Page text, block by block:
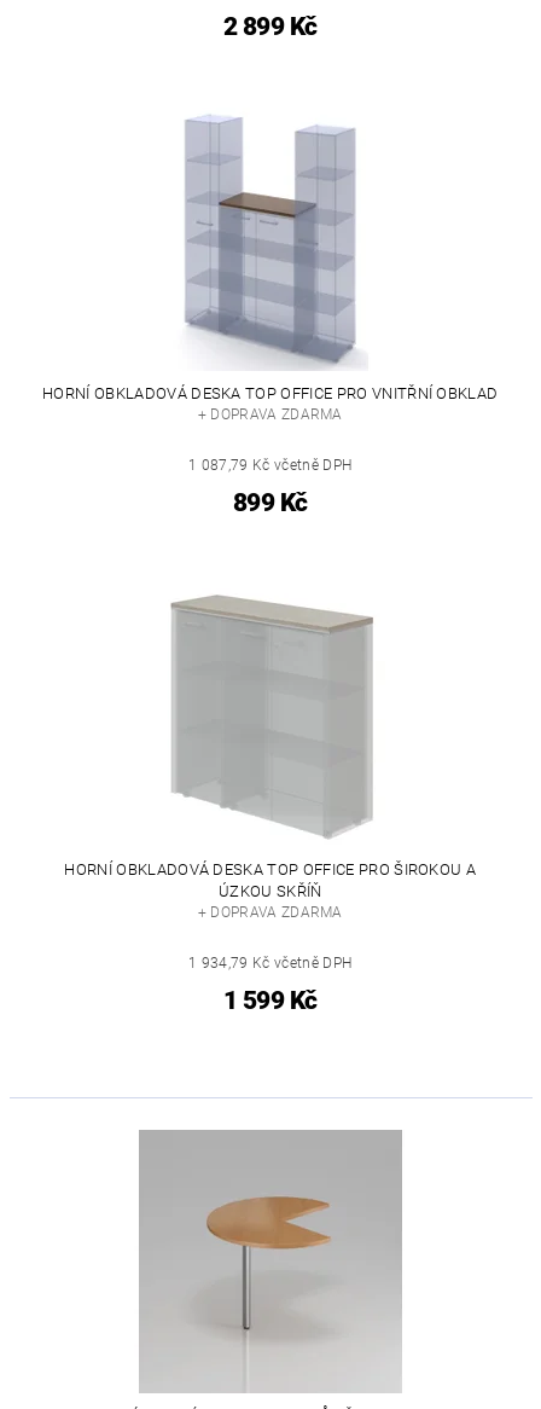
2 899 Kč
HORNÍ OBKLADOVÁ DESKA TOP OFFICE PRO VNITŘNÍ OBKLAD
+ DOPRAVA ZDARMA
1 087,79 Kč včetně DPH
899 Kč
HORNÍ OBKLADOVÁ DESKA TOP OFFICE PRO ŠIROKOU A
ÚZKOU SKŘÍŇ
+ DOPRAVA ZDARMA
1 934,79 Kč včetně DPH
1 599 Kč